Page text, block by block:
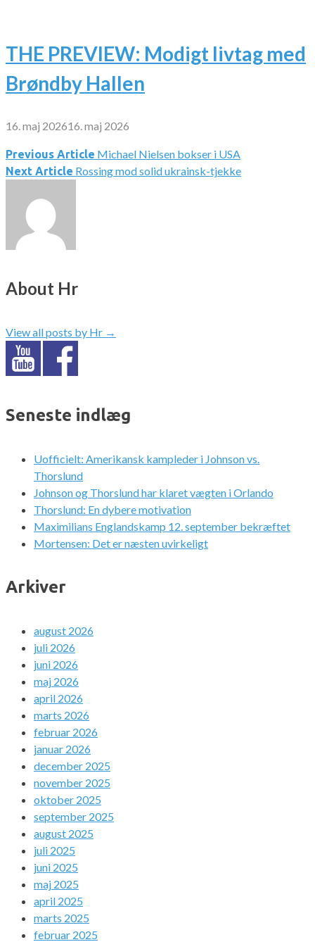
THE PREVIEW: Modigt livtag med
Brøndby Hallen
16. maj 202616. maj 2026
Indlægsnavigation
Previous Article Michael Nielsen bokser i USA
Next Article Rossing mod solid ukrainsk-tjekke
About Hr
View all posts by Hr →
Seneste indlæg
Uofficielt: Amerikansk kampleder i Johnson vs.
Thorslund
Johnson og Thorslund har klaret vægten i Orlando
Thorslund: En dybere motivation
Maximilians Englandskamp 12. september bekræftet
Mortensen: Det er næsten uvirkeligt
Arkiver
august 2026
juli 2026
juni 2026
maj 2026
april 2026
marts 2026
februar 2026
januar 2026
december 2025
november 2025
oktober 2025
september 2025
august 2025
juli 2025
juni 2025
maj 2025
april 2025
marts 2025
februar 2025